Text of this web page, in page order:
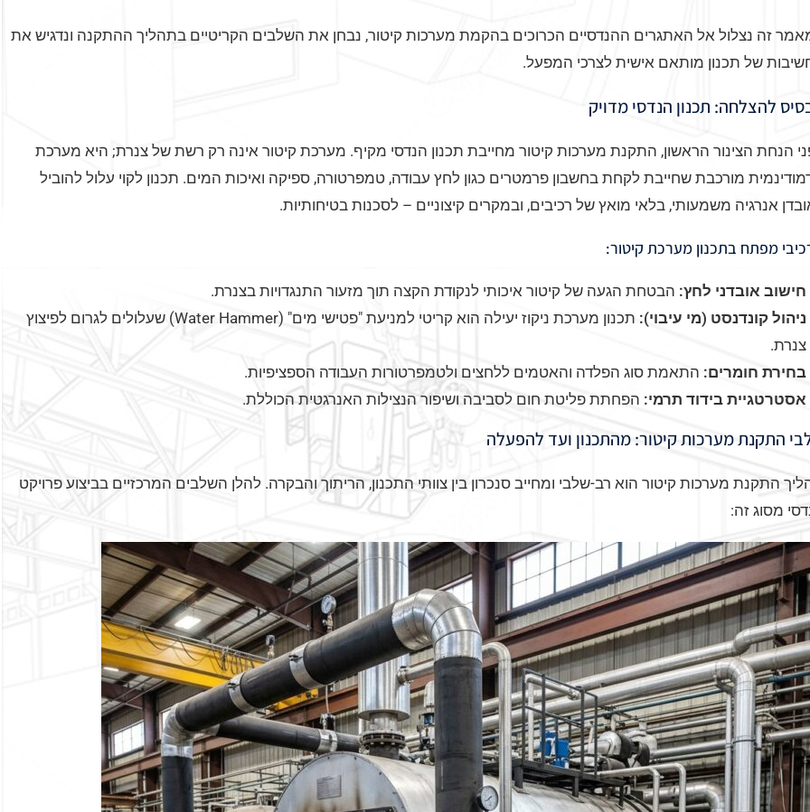
זה נצלול אל האתגרים ההנדסיים הכרוכים בהקמת מערכות קיטור, נבחן את השלבים הקריטיים בתהליך ההתקנה ונדגיש את
של תכנון מותאם אישית לצרכי המפעל.
להצלחה: תכנון הנדסי מדויק
הנחת הצינור הראשון, התקנת מערכות קיטור מחייבת תכנון הנדסי מקיף. מערכת קיטור אינה רק רשת של צנרת; היא מערכת
מורכבת שחייבת לקחת בחשבון פרמטרים כגון לחץ עבודה, טמפרטורה, ספיקה ואיכות המים. תכנון לקוי עלול להוביל
אנרגיה משמעותי, בלאי מואץ של רכיבים, ובמקרים קיצוניים – לסכנות בטיחותיות.
מפתח בתכנון מערכת קיטור:
חישוב אובדני לחץ: הבטחת הגעה של קיטור איכותי לנקודת הקצה תוך מזעור התנגדויות בצנרת.
ניהול קונדנסט (מי עיבוי):
תכנון מערכת ניקוז יעילה הוא קריטי למניעת "פטישי מים" (Water Hammer) שעלולים לגרום לפיצוץ
צנרת.
בחירת חומרים: התאמת סוג הפלדה והאטמים ללחצים ולטמפרטורות העבודה הספציפיות.
אסטרטגיית בידוד תרמי: הפחתת פליטת חום לסביבה ושיפור הנצילות האנרגטית הכוללת.
התקנת מערכות קיטור: מהתכנון ועד להפעלה
התקנת מערכות קיטור הוא רב-שלבי ומחייב סנכרון בין צוותי התכנון, הריתוך והבקרה. להלן השלבים המרכזיים בביצוע פרויקט
מסוג זה: